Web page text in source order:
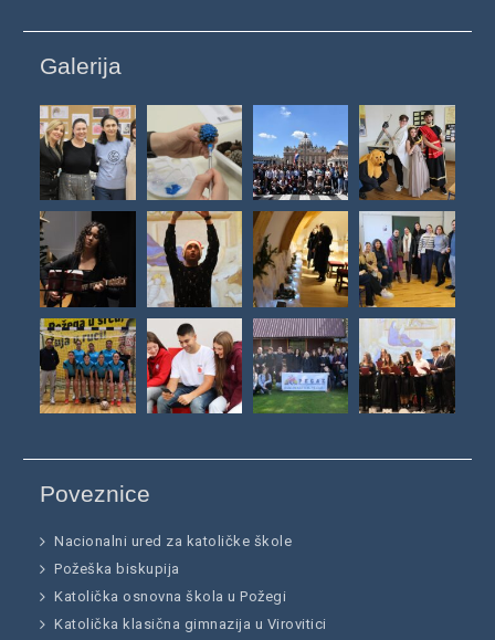
Galerija
Poveznice
Nacionalni ured za katoličke škole
Požeška biskupija
Katolička osnovna škola u Požegi
Katolička klasična gimnazija u Virovitici